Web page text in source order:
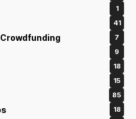
1
41
7
9
18
15
85
18